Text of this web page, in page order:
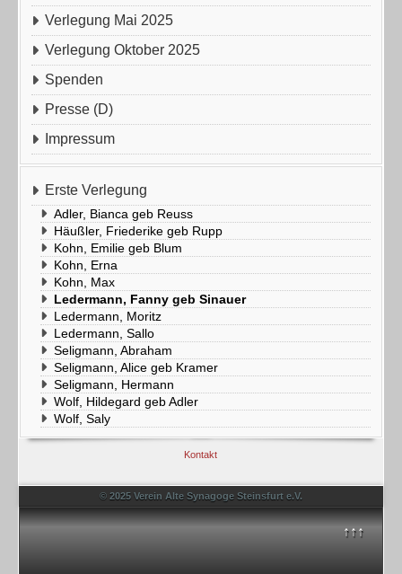
Kontakt
© 2025 Verein Alte Synagoge Steinsfurt e.V.
↑↑↑
Verlegung Mai 2025
Verlegung Oktober 2025
Spenden
Presse (D)
Impressum
Erste Verlegung
Adler, Bianca geb Reuss
Häußler, Friederike geb Rupp
Kohn, Emilie geb Blum
Kohn, Erna
Kohn, Max
Ledermann, Fanny geb Sinauer
Ledermann, Moritz
Ledermann, Sallo
Seligmann, Abraham
Seligmann, Alice geb Kramer
Seligmann, Hermann
Wolf, Hildegard geb Adler
Wolf, Saly